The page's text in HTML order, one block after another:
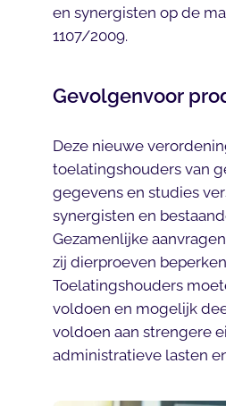
en synergisten op de
1107/2009.
Gevolgenvoor
Deze nieuwe
toelatingshouders van
gegevens en studies
synergisten en
Gezamenlijke
zij dierproeven
Toelatingshouders
voldoen en mogelijk
voldoen aan strengere
administratieve lasten